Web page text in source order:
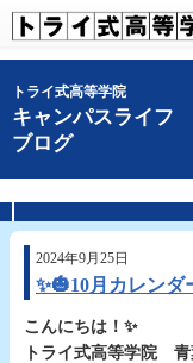
トライ式高等学院
キャンパスライフ
ブログ
2024年9月25日
✨🎃10月カレンダ
こんにちは！✨
トライ式高等学院